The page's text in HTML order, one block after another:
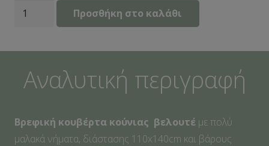
Βρεφική
Βελουτέ
Baby
ποσότητα
Προσθήκη στο καλάθι
Αναλυτική περιγραφή
Βρεφική κουβέρτα κούνιας βελουτέ με πολύ
μαλακά νήματα, διάστασης 110x140cm και βάρους